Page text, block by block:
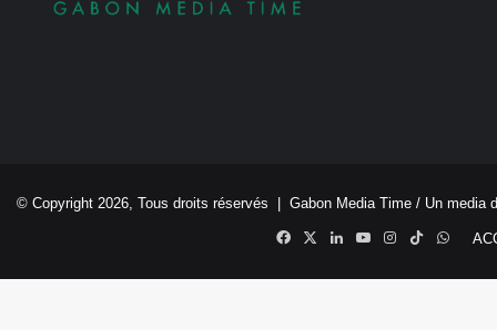
© Copyright 2026, Tous droits réservés | Gabon Media Time / Un media
Facebook
X LinkedinYouTubeInstagram
TikTok